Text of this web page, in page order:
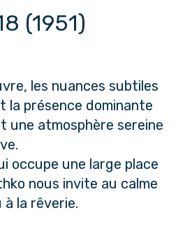
(1951)
les nuances subtiles
la présence dominante
une atmosphère sereine
occupe une large place
nous invite au calme
la rêverie.